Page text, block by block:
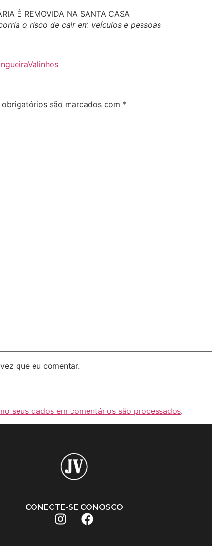
o risco de cair em veículos e pessoas
Valinhos
obrigatórios são marcados com *
que eu comentar.
seus dados em comentários são processados.
CONECTE-SE CONOSCO